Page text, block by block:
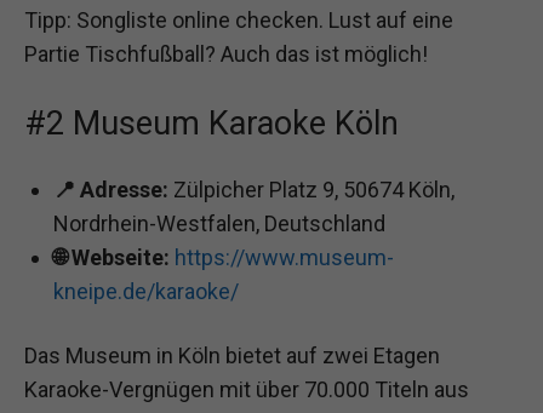
Tipp: Songliste online checken. Lust auf eine
Partie Tischfußball? Auch das ist möglich!
#2 Museum Karaoke Köln
📍 Adresse: Zülpicher Platz 9, 50674 Köln,
Nordrhein-Westfalen, Deutschland
🌐 Webseite: https://www.museum-
kneipe.de/karaoke/
Das Museum in Köln bietet auf zwei Etagen
Karaoke-Vergnügen mit über 70.000 Titeln aus